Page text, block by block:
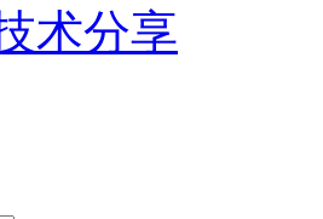
术分享